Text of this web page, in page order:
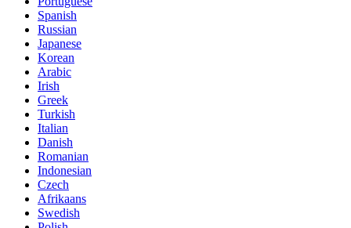
Spanish
Russian
Japanese
Korean
Arabic
Irish
Greek
Turkish
Italian
Danish
Romanian
Indonesian
Czech
Afrikaans
Swedish